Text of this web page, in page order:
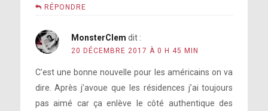
RÉPONDRE
MonsterClem dit :
20 DÉCEMBRE 2017 À 0 H 45 MIN
C’est une bonne nouvelle pour les américains on va
dire. Après j’avoue que les résidences j’ai toujours
pas aimé car ça enlève le côté authentique des